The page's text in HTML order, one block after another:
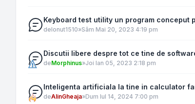
Keyboard test utility un program conceput
deIonut1510»Sâm Mai 20, 2023 4:19 pm
Discutii libere despre tot ce tine de
deMorphinus»Joi Ian 05, 2023 2:18 pm
Inteligenta artificiala la tine in calculator
deAlinGheaja»Dum Iul 14, 2024 7:00 pm